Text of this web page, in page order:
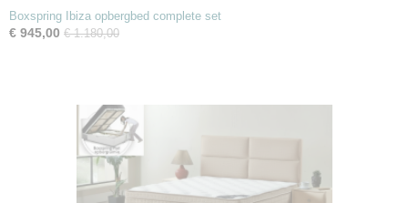
Boxspring Ibiza opbergbed complete set
€ 945,00 € 1.180,00